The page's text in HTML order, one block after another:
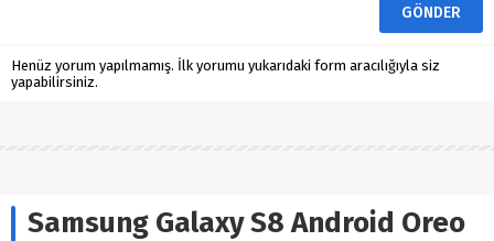
Henüz yorum yapılmamış. İlk yorumu yukarıdaki form aracılığıyla siz
yapabilirsiniz.
Samsung Galaxy S8 Android Oreo